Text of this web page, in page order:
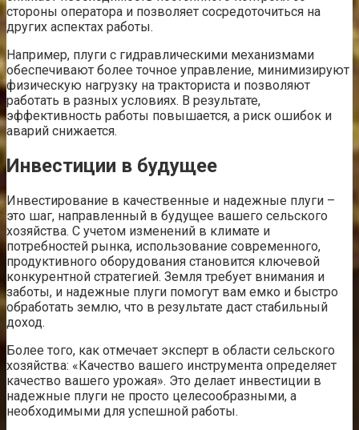
стороны оператора и позволяет сосредоточиться на
других аспектах работы.
Например, плуги с гидравлическими механизмами
обеспечивают более точное управление, минимизируют
физическую нагрузку на тракториста и позволяют
работать в разных условиях. В результате,
эффективность работы повышается, а риск ошибок и
аварий снижается.
Инвестиции в будущее
Инвестирование в качественные и надежные плуги –
это шаг, направленный в будущее вашего сельского
хозяйства. С учетом изменений в климате и
потребностей рынка, использование современного,
продуктивного оборудования становится ключевой
конкурентной стратегией. Земля требует внимания и
заботы, и надежные плуги помогут вам емко и быстро
обработать землю, что в результате даст стабильный
доход.
Более того, как отмечает эксперт в области сельского
хозяйства: «Качество вашего инструмента определяет
качество вашего урожая». Это делает инвестиции в
надежные плуги не просто целесообразными, а
необходимыми для успешной работы.